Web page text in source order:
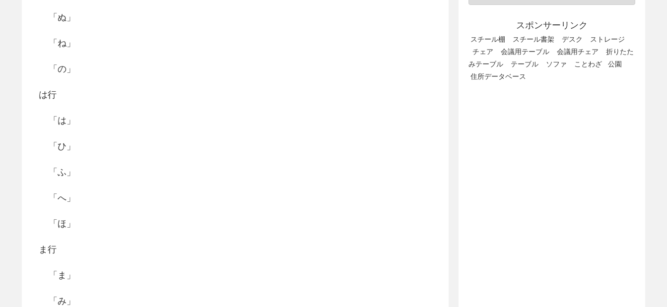
「ぬ」
「ね」
「の」
は行
「は」
「ひ」
「ふ」
「へ」
「ほ」
ま行
「ま」
「み」
スポンサーリンク
スチール棚 スチール書架 デスク
ストレージ
チェア
会議用テーブル 会議用チェア
折りたた
みテーブル
テーブル ソファ ことわざ
公園
住所データベース